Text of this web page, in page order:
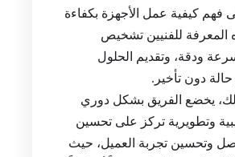
فهم كيفية عمل الأجهزة بكفاءة
المعرفة للفنيين تشخيص
ودقة، وتقديم الحلول
حالة دون تأخير.
يخضع الفريق بشكل دوري
وتطويرية تركز على تحسين
وتحسين تجربة العميل، حيث